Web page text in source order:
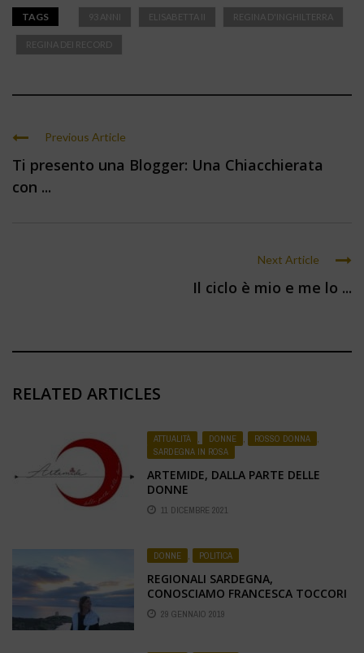
TAGS 93 ANNI ELISABETTA II REGINA D'INGHILTERRA
REGINA DEI RECORD
Previous Article
Ti presento una Blogger: Una Chiacchierata
con ...
Next Article
Il ciclo è mio e me lo ...
RELATED ARTICLES
ATTUALITÀ DONNE ROSSO DONNA
SARDEGNA IN ROSA
ARTEMIDE, DALLA PARTE DELLE
DONNE
11 DICEMBRE 2021
DONNE , POLITICA
REGIONALI SARDEGNA,
CONOSCIAMO FRANCESCA TOCCORI
29 GENNAIO 2019